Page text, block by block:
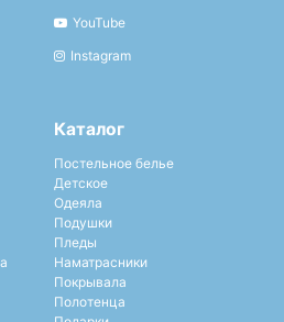
YouTube
Instagram
Каталог
Постельное белье
Детское
Одеяла
Подушки
Пледы
Наматрасники
Покрывала
Полотенца